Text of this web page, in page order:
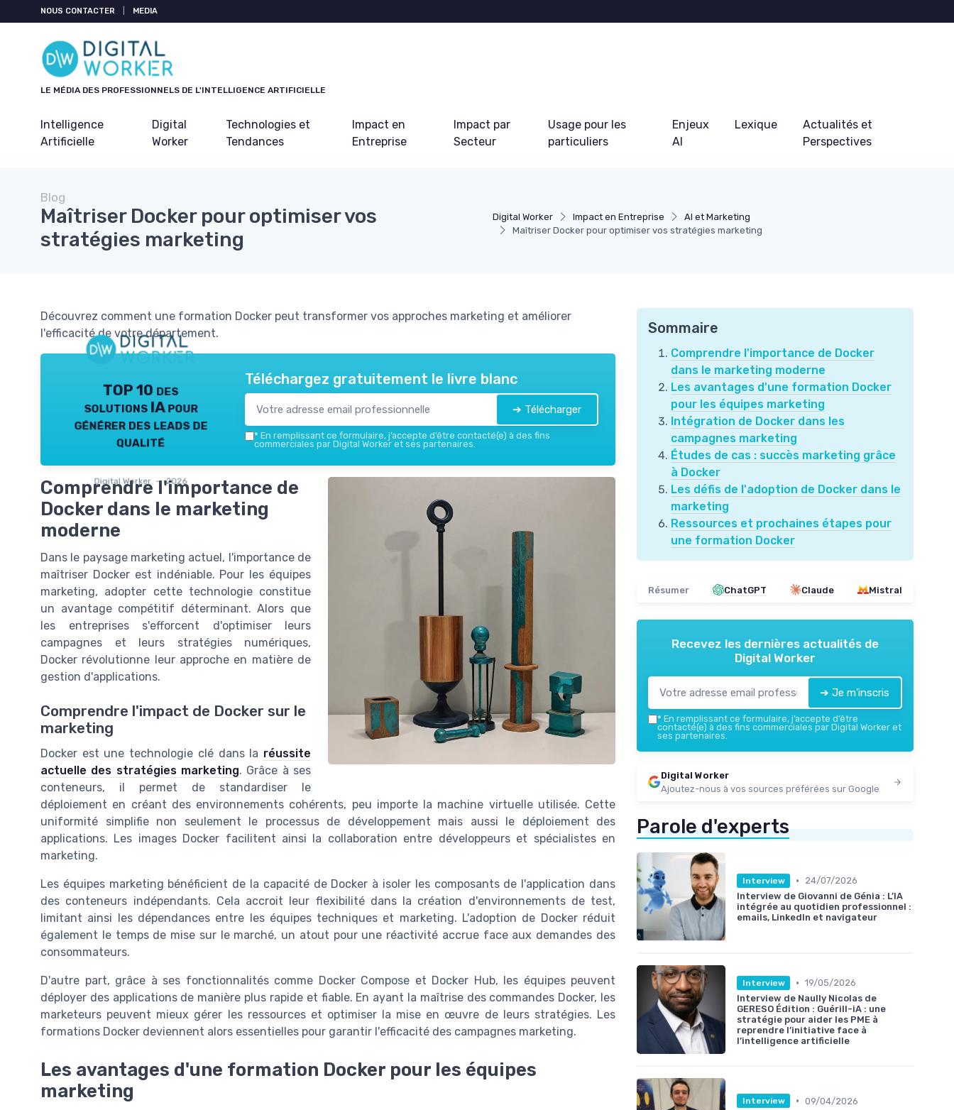
NOUS CONTACTER MEDIA
LE MÉDIA DES PROFESSIONNELS DE L'INTELLIGENCE ARTIFICIELLE
Intelligence
Artificielle
Digital
Worker
Technologies et
Tendances
Impact en
Entreprise
Impact par
Secteur
Usage pour les
particuliers
Enjeux
AI
Lexique
Actualités et
Perspectives
Digital Worker Impact en Entreprise
AI et Marketing
Maîtriser Docker pour optimiser vos stratégies marketing
Blog
Maîtriser Docker pour optimiser vos
stratégies marketing
Découvrez comment une formation Docker peut transformer vos approches marketing et améliorer
l'efficacité de votre département.
TOP 10 des
solutions IA pour
générer des leads de
qualité
Digital Worker — 2026
Téléchargez gratuitement le livre blanc
➔ Télécharger
* En remplissant ce formulaire, j’accepte d’être contacté(e) à des fins
commerciales par Digital Worker et ses partenaires.
Comprendre l'importance de
Docker dans le marketing
moderne
Dans le paysage marketing actuel, l'importance de
maîtriser Docker est indéniable. Pour les équipes
marketing, adopter cette technologie constitue
un avantage compétitif déterminant. Alors que
les entreprises s'efforcent d'optimiser leurs
campagnes et leurs stratégies numériques,
Docker révolutionne leur approche en matière de
gestion d'applications.
Comprendre l'impact de Docker sur le
marketing
Docker est une technologie clé dans la réussite
actuelle des stratégies marketing. Grâce à ses
conteneurs, il permet de standardiser le
déploiement en créant des environnements cohérents, peu importe la machine virtuelle utilisée. Cette
uniformité simplifie non seulement le processus de développement mais aussi le déploiement des
applications. Les images Docker facilitent ainsi la collaboration entre développeurs et spécialistes en
marketing.
Les équipes marketing bénéficient de la capacité de Docker à isoler les composants de l'application dans
des conteneurs indépendants. Cela accroit leur flexibilité dans la création d'environnements de test,
limitant ainsi les dépendances entre les équipes techniques et marketing. L'adoption de Docker réduit
également le temps de mise sur le marché, un atout pour une réactivité accrue face aux demandes des
consommateurs.
D'autre part, grâce à ses fonctionnalités comme Docker Compose et Docker Hub, les équipes peuvent
déployer des applications de manière plus rapide et fiable. En ayant la maîtrise des commandes Docker, les
marketeurs peuvent mieux gérer les ressources et optimiser la mise en œuvre de leurs stratégies. Les
formations Docker deviennent alors essentielles pour garantir l'efficacité des campagnes marketing.
Les avantages d'une formation Docker pour les équipes
marketing
Sommaire
Comprendre l'importance de Docker
dans le marketing moderne
Les avantages d'une formation Docker
pour les équipes marketing
Intégration de Docker dans les
campagnes marketing
Études de cas : succès marketing grâce
à Docker
Les défis de l'adoption de Docker dans le
marketing
Ressources et prochaines étapes pour
une formation Docker
Résumer ChatGPT Claude Mistral
Recevez les dernières actualités de
Digital Worker
➔ Je m'inscris
* En remplissant ce formulaire, j’accepte d’être
contacté(e) à des fins commerciales par Digital Worker et
ses partenaires.
Digital Worker
Ajoutez-nous à vos sources préférées sur Google
Parole d'experts
Interview •
24/07/2026
Interview de Giovanni de Génia : L’IA
intégrée au quotidien professionnel :
emails, LinkedIn et navigateur
Interview • 19/05/2026
Interview de Naully Nicolas de
GERESO Édition : Guérill-iA : une
stratégie pour aider les PME à
reprendre l’initiative face à
l’intelligence artificielle
Interview • 09/04/2026
Panneau de gestion des cookies